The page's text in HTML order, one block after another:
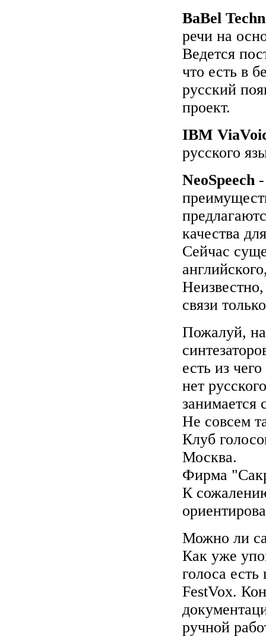
BaBel
речи на
Ведется
что есть в
русский
проект.
IBM
русского
NeoSpeech
качества
Сейчас
связи
Пожалуй,
есть из
нет
занимается
Не совсем
Клуб
Москва.
Фирма
К
Можно ли
Как уже
голоса
FestVox.
ручной